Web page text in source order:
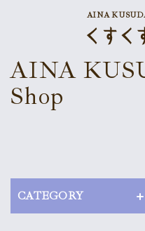
AINA
Schedule
Profile
Goods
AINA
Shop
CATEGORY